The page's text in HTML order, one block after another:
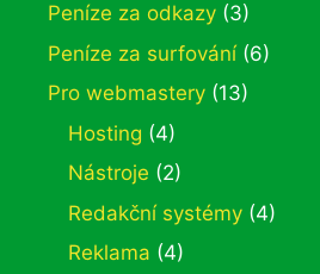
Peníze za odkazy (3)
Peníze za surfování(6)
Pro webmastery (13)
Hosting (4)
Nástroje (2)
Redakční systémy (4)
Reklama (4)